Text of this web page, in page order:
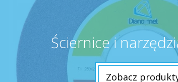
Ściernice i
Zobacz